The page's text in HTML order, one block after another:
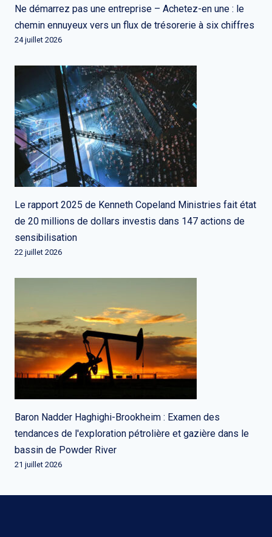
Ne démarrez pas une entreprise – Achetez-en une : le
chemin ennuyeux vers un flux de trésorerie à six chiffres
24 juillet 2026
Le rapport 2025 de Kenneth Copeland Ministries fait état
de 20 millions de dollars investis dans 147 actions de
sensibilisation
22 juillet 2026
Baron Nadder Haghighi-Brookheim : Examen des
tendances de l'exploration pétrolière et gazière dans le
bassin de Powder River
21 juillet 2026